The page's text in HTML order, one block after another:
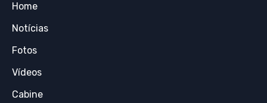
Home
Notícias
Fotos
Vídeos
Cabine